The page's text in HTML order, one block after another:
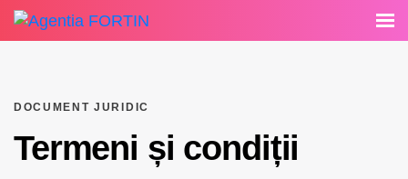
DOCUMENT JURIDIC
Termeni și condiții